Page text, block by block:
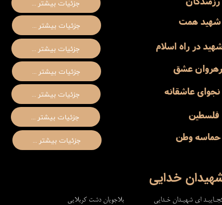
... جزئیات بیشتر
شهید همت ... جزئیات بیشتر
رهروان عشق ... جزئیات بیشتر
در راه اسلام ... جزئیات بیشتر
نجوای عاشقانه ... جزئیات بیشتر
حماسه وطن ... جزئیات بیشتر
فلسطین ... جزئیات بیشتر
خدایی
ای شهیـدان خـدایی بلاجویان دشت کربلایی